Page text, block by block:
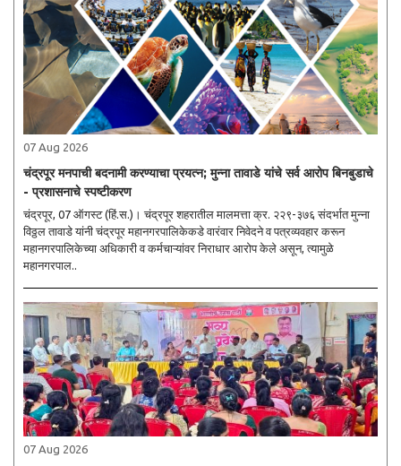
07 Aug 2026
चंद्रपूर मनपाची बदनामी करण्याचा प्रयत्न; मुन्ना तावाडे यांचे सर्व आरोप बिनबुडाचे
- प्रशासनाचे स्पष्टीकरण
चंद्रपूर, 07 ऑगस्ट (हिं.स.)। चंद्रपूर शहरातील मालमत्ता क्र. २२९-३७६ संदर्भात मुन्ना
विठ्ठल तावाडे यांनी चंद्रपूर महानगरपालिकेकडे वारंवार निवेदने व पत्रव्यवहार करून
महानगरपालिकेच्या अधिकारी व कर्मचाऱ्यांवर निराधार आरोप केले असून, त्यामुळे
महानगरपाल..
07 Aug 2026